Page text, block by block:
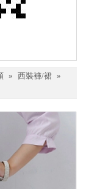
» 西裝褲/裙 »